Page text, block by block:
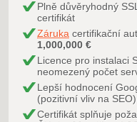
Plně důvěryhodný SSL
certifikát
Záruka certifikační
1,000,000 €
Licence pro instalaci
neomezený počet
Lepší hodnocení
(pozitivní vliv na SEO)
Certifikát splňuje